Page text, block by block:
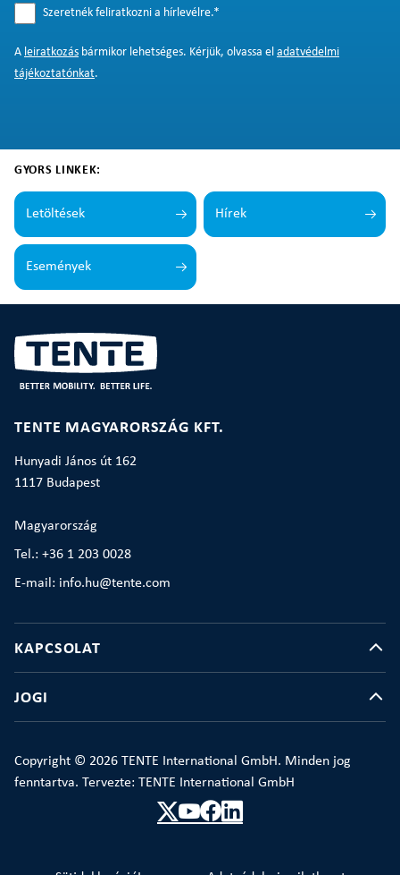
Szeretnék feliratkozni a hírlevélre.*
A leiratkozás bármikor lehetséges. Kérjük, olvassa el adatvédelmi
tájékoztatónkat.
GYORS LINKEK:
Letöltések Hírek
Események
TENTE MAGYARORSZÁG KFT.
Hunyadi János út 162
1117 Budapest
Magyarország
Tel.: +36 1 203 0028
E-mail: info.hu@tente.com
KAPCSOLAT
JOGI
Copyright © 2026 TENTE International GmbH. Minden jog
fenntartva. Tervezte: TENTE International GmbH